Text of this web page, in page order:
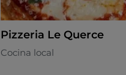
Pizzeria Le Querce
Cocina local